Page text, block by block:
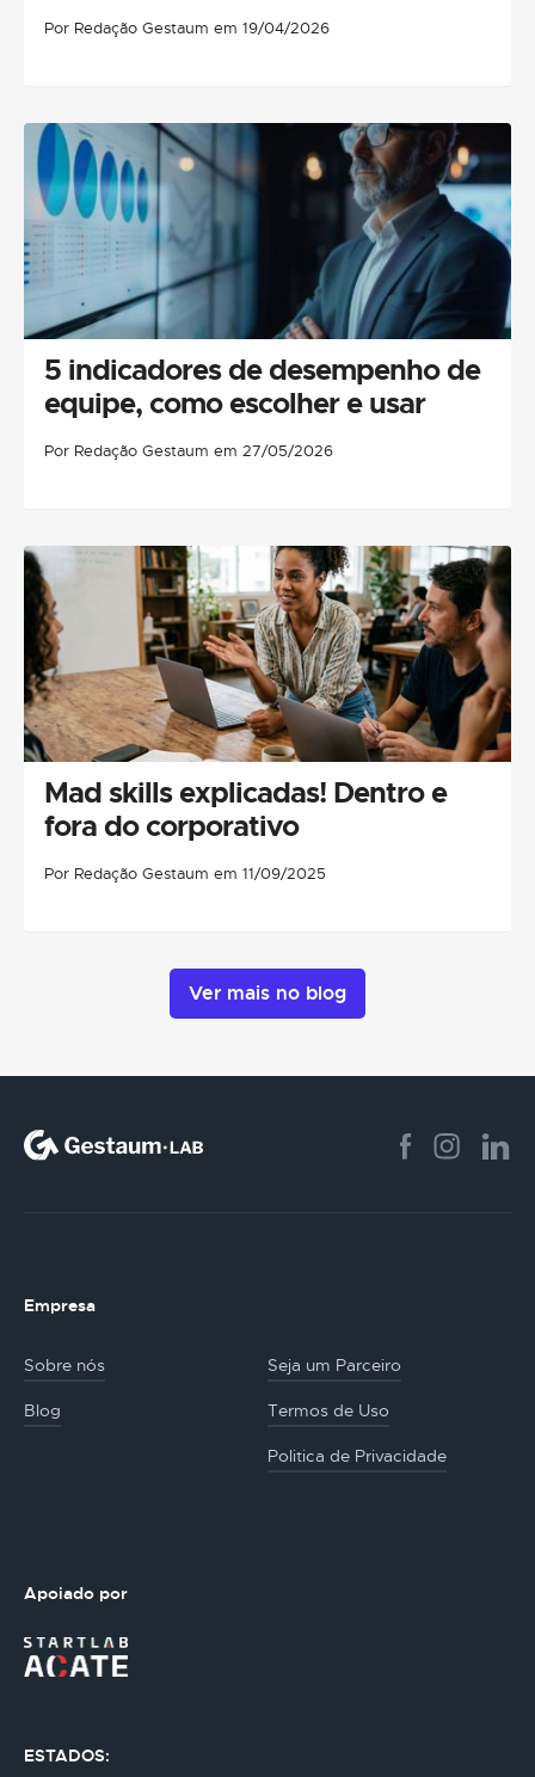
Por Redação Gestaum em 19/04/2026
5 indicadores de desempenho de
equipe, como escolher e usar
Por Redação Gestaum em 27/05/2026
Mad skills explicadas! Dentro e
fora do corporativo
Por Redação Gestaum em 11/09/2025
Ver mais no blog
Empresa
Sobre nós Seja um Parceiro
Blog Termos de Uso
Politica de Privacidade
Apoiado por
ESTADOS: